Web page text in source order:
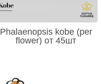
Phalaenopsis kobe (per
flower) от 45шт